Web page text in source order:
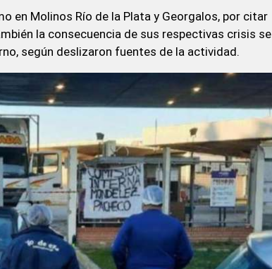
en Molinos Río de la Plata y Georgalos, por citar
la consecuencia de sus respectivas crisis se
según deslizaron fuentes de la actividad.